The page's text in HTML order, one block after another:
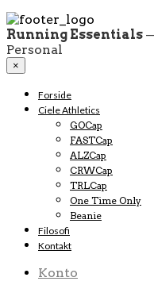
Running Essentials
Personal
×
Forside
Ciele Athletics
GOCap
FASTCap
ALZCap
CRWCap
TRLCap
One Time Only
Beanie
Filosofi
Kontakt
Konto